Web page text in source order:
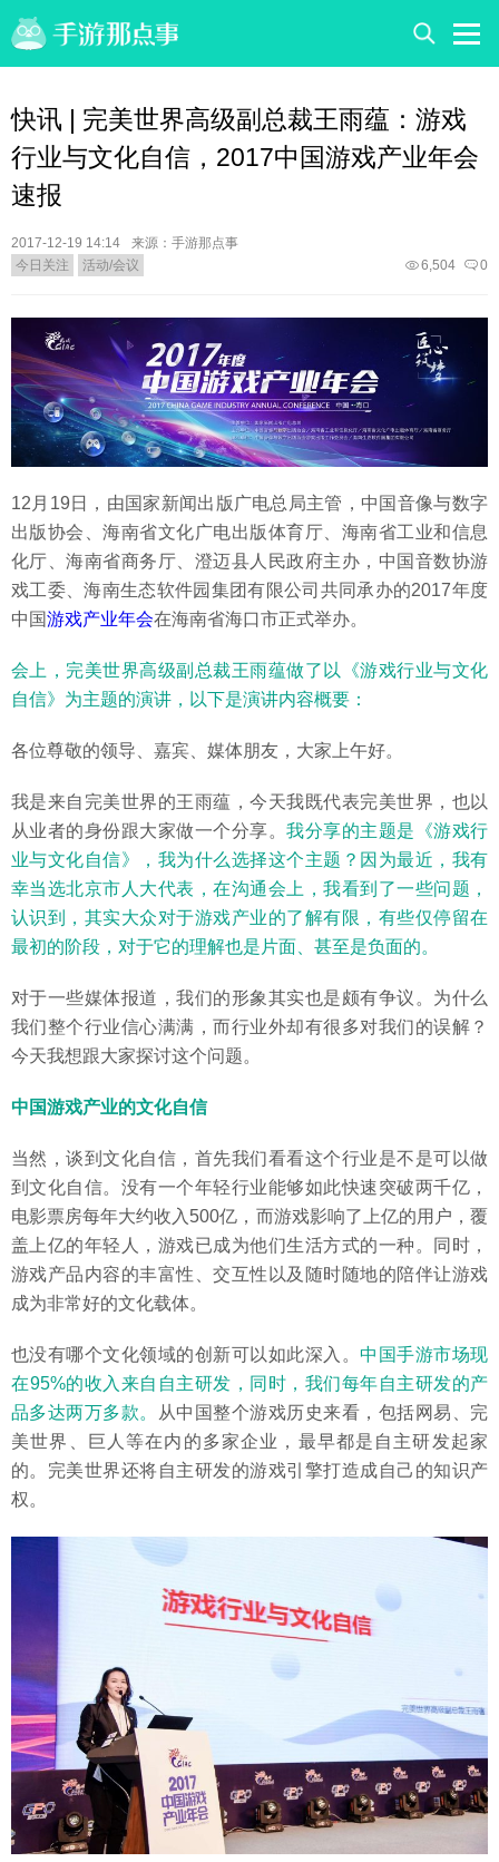
快讯 | 完美世界高级副总裁王雨蕴：游戏
行业与文化自信，2017中国游戏产业年会
速报
2017-12-19 14:14
来源：手游那点事
今日关注
活动/会议 0
6,504
12月19日，由国家新闻出版广电总局主管，中国音像与数字
出版协会、海南省文化广电出版体育厅、海南省工业和信息
化厅、海南省商务厅、澄迈县人民政府主办，中国音数协游
戏工委、海南生态软件园集团有限公司共同承办的2017年度
中国游戏产业年会在海南省海口市正式举办。
会上，完美世界高级副总裁王雨蕴做了以《游戏行业与文化
自信》为主题的演讲，以下是演讲内容概要：
各位尊敬的领导、嘉宾、媒体朋友，大家上午好。
我是来自完美世界的王雨蕴，今天我既代表完美世界，也以
从业者的身份跟大家做一个分享。我分享的主题是《游戏行
业与文化自信》，我为什么选择这个主题？因为最近，我有
幸当选北京市人大代表，在沟通会上，我看到了一些问题，
认识到，其实大众对于游戏产业的了解有限，有些仅停留在
最初的阶段，对于它的理解也是片面、甚至是负面的。
对于一些媒体报道，我们的形象其实也是颇有争议。为什么
我们整个行业信心满满，而行业外却有很多对我们的误解？
今天我想跟大家探讨这个问题。
中国游戏产业的文化自信
当然，谈到文化自信，首先我们看看这个行业是不是可以做
到文化自信。没有一个年轻行业能够如此快速突破两千亿，
电影票房每年大约收入500亿，而游戏影响了上亿的用户，覆
盖上亿的年轻人，游戏已成为他们生活方式的一种。同时，
游戏产品内容的丰富性、交互性以及随时随地的陪伴让游戏
成为非常好的文化载体。
也没有哪个文化领域的创新可以如此深入。中国手游市场现
在95%的收入来自自主研发，同时，我们每年自主研发的产
品多达两万多款。
从中国整个游戏历史来看，包括网易、完
美世界、巨人等在内的多家企业，最早都是自主研发起家
的。完美世界还将自主研发的游戏引擎打造成自己的知识产
权。